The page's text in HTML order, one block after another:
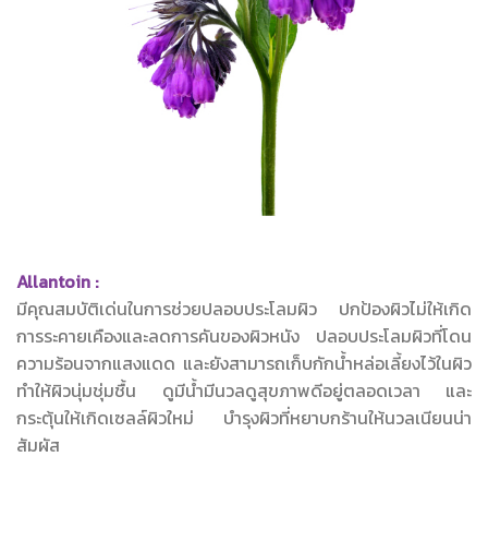
Allantoin :
มีคุณสมบัติเด่นในการช่วยปลอบประโลมผิว ปกป้องผิวไม่ให้เกิด
การระคายเคืองและลดการคันของผิวหนัง ปลอบประโลมผิวที่โดน
ความร้อนจากแสงแดด และยังสามารถเก็บกักน้ำหล่อเลี้ยงไว้ในผิว
ทำให้ผิวนุ่มชุ่มชื้น ดูมีน้ำมีนวลดูสุขภาพดีอยู่ตลอดเวลา และ
กระตุ้นให้เกิดเซลล์ผิวใหม่ บำรุงผิวที่หยาบกร้านให้นวลเนียนน่า
สัมผัส